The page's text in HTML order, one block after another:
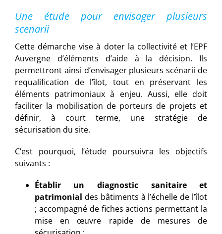
Une étude pour envisager plusieurs
scenarii
Cette démarche vise à doter la collectivité et l’EPF
Auvergne d’éléments d’aide à la décision. Ils
permettront ainsi d’envisager plusieurs scénarii de
requalification de l’îlot, tout en préservant les
éléments patrimoniaux à enjeu. Aussi, elle doit
faciliter la mobilisation de porteurs de projets et
définir, à court terme, une stratégie de
sécurisation du site.
C’est pourquoi, l’étude poursuivra les objectifs
suivants :
Établir un diagnostic sanitaire et
patrimonial des bâtiments à l’échelle de l’îlot
; accompagné de fiches actions permettant la
mise en œuvre rapide de mesures de